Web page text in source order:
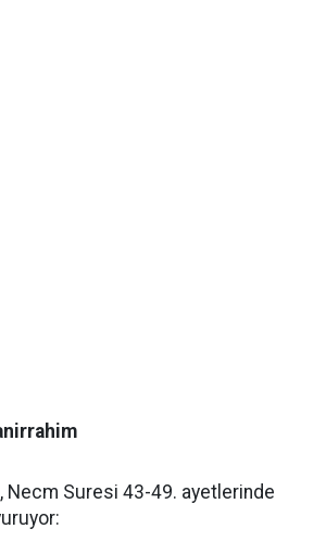
Necm Suresi 43-49. ayetlerinde